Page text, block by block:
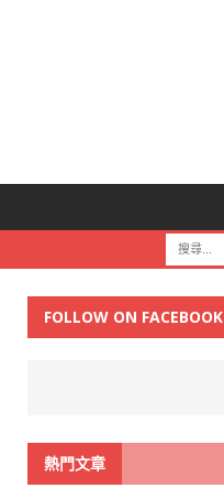
FOLLOW ON FACEBOOK
熱門文章